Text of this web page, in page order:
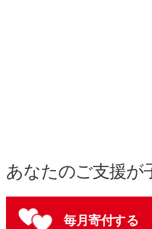
あなたのご支援が
毎月寄付する